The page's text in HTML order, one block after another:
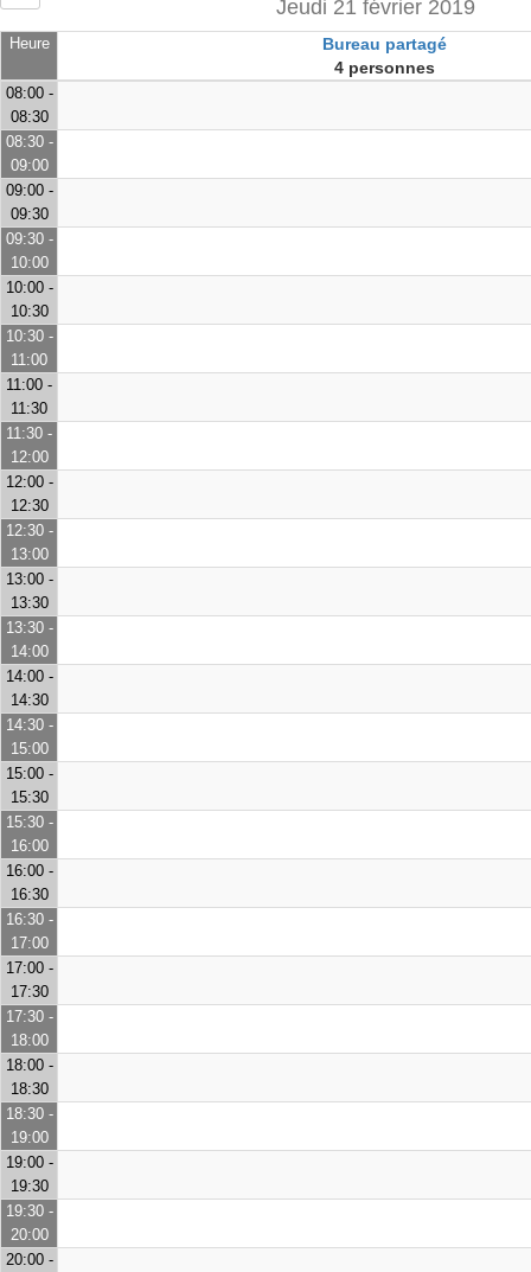
Heure
Bureau partagé
4 personnes
Jeudi 21 février 2019
08:00 -
08:30
08:30 -
09:00
09:00 -
09:30
09:30 -
10:00
10:00 -
10:30
10:30 -
11:00
11:00 -
11:30
11:30 -
12:00
12:00 -
12:30
12:30 -
13:00
13:00 -
13:30
13:30 -
14:00
14:00 -
14:30
14:30 -
15:00
15:00 -
15:30
15:30 -
16:00
16:00 -
16:30
16:30 -
17:00
17:00 -
17:30
17:30 -
18:00
18:00 -
18:30
18:30 -
19:00
19:00 -
19:30
19:30 -
20:00
20:00 -